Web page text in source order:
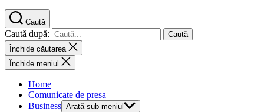
Caută
Caută după:
Închide căutarea
Închide meniul
Home
Comunicate de presa
Business Arată sub-meniul